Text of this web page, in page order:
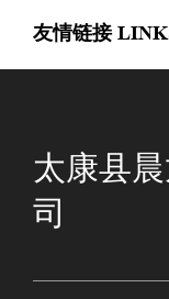
友情链接
太康县
司